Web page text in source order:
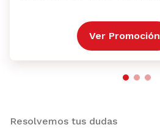
Ver Promoción
Resolvemos tus dudas